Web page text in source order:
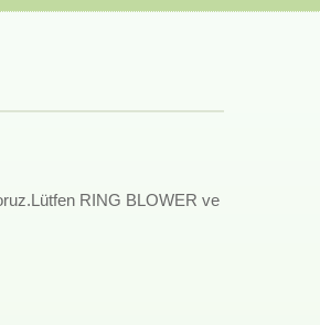
RING BLOWER ve